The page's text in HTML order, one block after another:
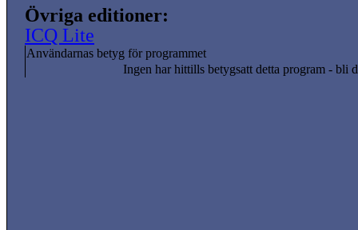
Övriga editioner:
ICQ Lite
Användarnas betyg för programmet
Ingen har hittills betygsatt detta program - bli